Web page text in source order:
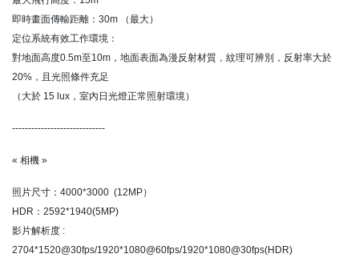
即時畫面傳輸距離：30m （最大）
定位系統有效工作環境：
對地面高度0.5m至10m，地面表面為漫反射材質，紋理可辨別，反射率大於
20%，且光照條件充足
（大於 15 lux，室內日光燈正常照射環境）
-----------------------------
« 相機 »
照片尺寸：4000*3000 (12MP）
HDR：2592*1940(5MP)
影片解析度 :
2704*1520@30fps/1920*1080@60fps/1920*1080@30fps(HDR)